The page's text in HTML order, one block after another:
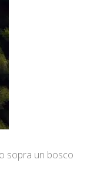
sopra un bosco